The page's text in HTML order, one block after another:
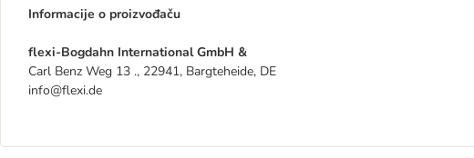
Informacije o proizvođaču
flexi-Bogdahn International GmbH &
Carl Benz Weg 13 ., 22941, Bargteheide, DE
info@flexi.de